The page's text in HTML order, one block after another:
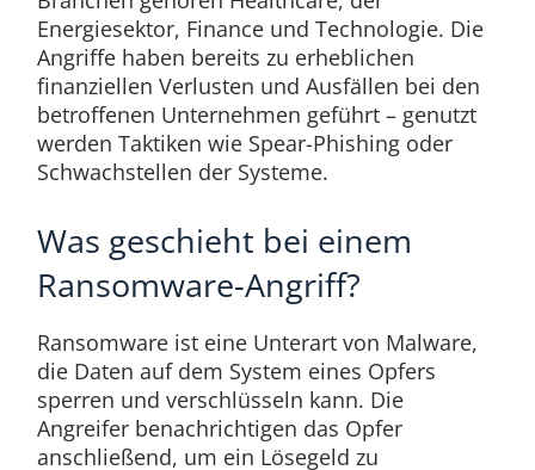
Energiesektor, Finance und Technologie. Die
Angriffe haben bereits zu erheblichen
finanziellen Verlusten und Ausfällen bei den
betroffenen Unternehmen geführt – genutzt
werden Taktiken wie Spear-Phishing oder
Schwachstellen der Systeme.
Was geschieht bei einem
Ransomware-Angriff?
Ransomware ist eine Unterart von Malware,
die Daten auf dem System eines Opfers
sperren und verschlüsseln kann. Die
Angreifer benachrichtigen das Opfer
anschließend, um ein Lösegeld zu